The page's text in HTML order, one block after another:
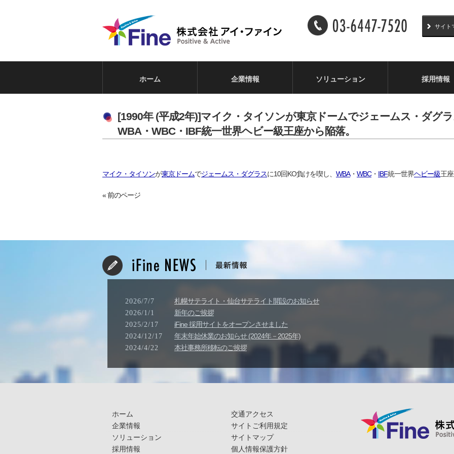
サイト
ホーム 企業情報 ソリューション 採用情報
[1990年 (平成2年)]マイク・タイソンが東京ドームでジェームス・ダグ
WBA・WBC・IBF統一世界ヘビー級王座から陥落。
マイク・タイソンが東京ドームでジェームス・ダグラスに10回KO負けを喫し、 WBA・ WBC・ IBF統一世界ヘビー級王
« 前のページ
2026/7/7 札幌サテライト・仙台サテライト開設のお知らせ
2026/1/1 新年のご挨拶
2025/2/17 iFine 採用サイトをオープンさせました
2024/12/17 年末年始休業のお知らせ (2024年－2025年)
2024/4/22 本社事務所移転のご挨拶
ホーム
企業情報
ソリューション
採用情報
交通アクセス
サイトご利用規定
サイトマップ
個人情報保護方針